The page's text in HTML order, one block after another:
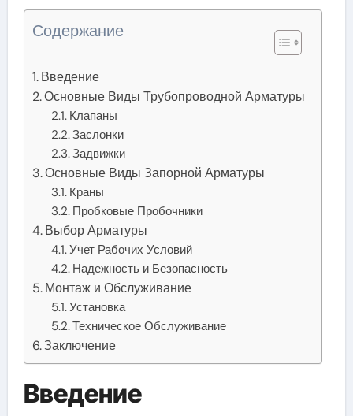
Содержание
Введение
Основные Виды Трубопроводной Арматуры
Клапаны
Заслонки
Задвижки
Основные Виды Запорной Арматуры
Краны
Пробковые Пробочники
Выбор Арматуры
Учет Рабочих Условий
Надежность и Безопасность
Монтаж и Обслуживание
Установка
Техническое Обслуживание
Заключение
Введение